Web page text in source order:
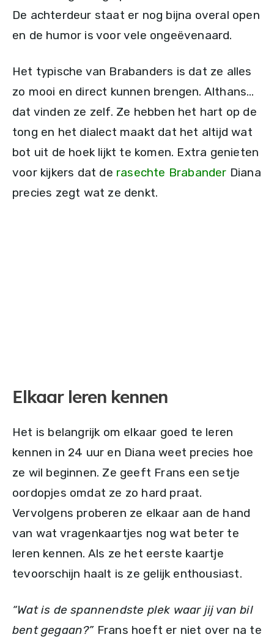
De achterdeur staat er nog bijna overal open
en de humor is voor vele ongeëvenaard.
Het typische van Brabanders is dat ze alles
zo mooi en direct kunnen brengen. Althans…
dat vinden ze zelf. Ze hebben het hart op de
tong en het dialect maakt dat het altijd wat
bot uit de hoek lijkt te komen. Extra genieten
voor kijkers dat de rasechte Brabander Diana
precies zegt wat ze denkt.
Elkaar leren kennen
Het is belangrijk om elkaar goed te leren
kennen in 24 uur en Diana weet precies hoe
ze wil beginnen. Ze geeft Frans een setje
oordopjes omdat ze zo hard praat.
Vervolgens proberen ze elkaar aan de hand
van wat vragenkaartjes nog wat beter te
leren kennen. Als ze het eerste kaartje
tevoorschijn haalt is ze gelijk enthousiast.
“Wat is de spannendste plek waar jij van bil
bent gegaan?” Frans hoeft er niet over na te